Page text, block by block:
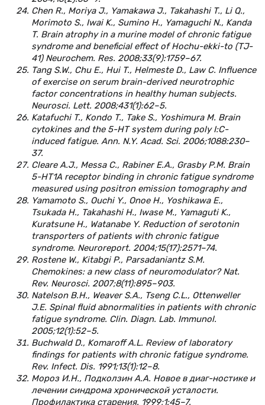
Chen R., Moriya J., Yamakawa J., Takahashi T., Li Q.,
Morimoto S., Iwai K., Sumino H., Yamaguchi N., Kanda
T. Brain atrophy in a murine model of chronic fatigue
syndrome and beneficial effect of Hochu-ekki-to (TJ-
41) Neurochem. Res. 2008;33(9):1759–67.
Tang S.W., Chu E., Hui T., Helmeste D., Law C. Influence
of exercise on serum brain-derived neurotrophic
factor concentrations in healthy human subjects.
Neurosci. Lett. 2008;431(1):62–5.
Katafuchi T., Kondo T., Take S., Yoshimura M. Brain
cytokines and the 5-HT system during poly I:C-
induced fatigue. Ann. N.Y. Acad. Sci. 2006;1088:230–
37.
Cleare A.J., Messa C., Rabiner E.A., Grasby P.M. Brain
5-HT1A receptor binding in chronic fatigue syndrome
measured using positron emission tomography and
Yamamoto S., Ouchi Y., Onoe H., Yoshikawa E.,
Tsukada H., Takahashi H., Iwase M., Yamaguti K.,
Kuratsune H., Watanabe Y. Reduction of serotonin
transporters of patients with chronic fatigue
syndrome. Neuroreport. 2004;15(17):2571–74.
Rostene W., Kitabgi P., Parsadaniantz S.M.
Chemokines: a new class of neuromodulator? Nat.
Rev. Neurosci. 2007;8(11):895–903.
Natelson B.H., Weaver S.A., Tseng C.L., Ottenweller
J.E. Spinal fluid abnormalities in patients with chronic
fatigue syndrome. Clin. Diagn. Lab. Immunol.
2005;12(1):52–5.
Buchwald D., Komaroff A.L. Review of laboratory
findings for patients with chronic fatigue syndrome.
Rev. Infect. Dis. 1991;13(1):12–8.
Мороз И.Н., Подколзин А.А. Новое в диаг-ностике и
лечении синдрома хронической усталости.
Профилактика старения. 1999;1:45–7.